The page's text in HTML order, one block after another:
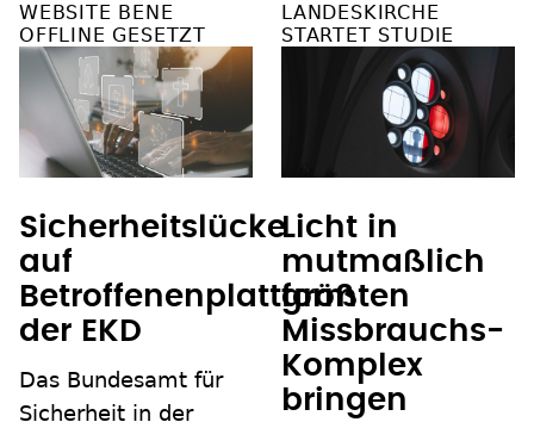
WEBSITE BENE
OFFLINE GESETZT
Sicherheitslücke
auf
Betroffenenplattform
der EKD
Das Bundesamt für
Sicherheit in der
LANDESKIRCHE
STARTET STUDIE
Licht in
mutmaßlich
größten
Missbrauchs-
Komplex
bringen